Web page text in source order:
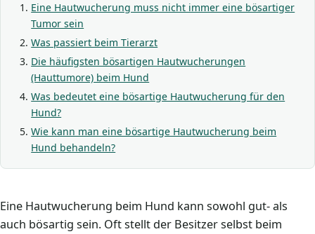
Eine Hautwucherung muss nicht immer eine bösartiger
Tumor sein
Was passiert beim Tierarzt
Die häufigsten bösartigen Hautwucherungen
(Hauttumore) beim Hund
Was bedeutet eine bösartige Hautwucherung für den
Hund?
Wie kann man eine bösartige Hautwucherung beim
Hund behandeln?
Eine Hautwucherung beim Hund kann sowohl gut- als
auch bösartig sein. Oft stellt der Besitzer selbst beim